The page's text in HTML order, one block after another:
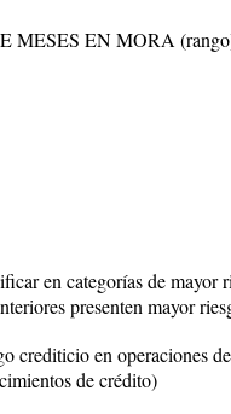
MESES EN MORA
en categorías de mayor
presenten mayor
crediticio en operaciones
de crédito)